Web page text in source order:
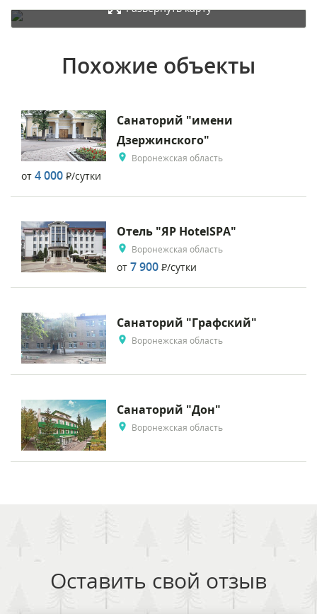
Развернуть карту
Похожие объекты
Санаторий "имени
Дзержинского"
Воронежская область
от 4 000 Р/сутки
Отель "ЯР HotelSPA"
Воронежская область
от 7 900 Р/сутки
Санаторий "Графский"
Воронежская область
Санаторий "Дон"
Воронежская область
Оставить свой отзыв